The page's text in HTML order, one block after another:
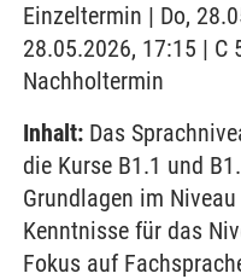
Einzeltermin | Do,
28.05.2026, 17:15 | C
Nachholtermin
Inhalt: Das
die Kurse B1.1 und
Grundlagen im
Kenntnisse für das
Fokus auf